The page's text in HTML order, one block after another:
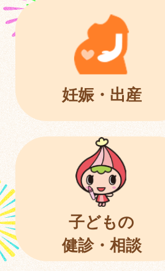
妊娠・出産
子どもの
健診・相談